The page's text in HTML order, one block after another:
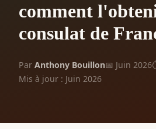
comment
consulat de
Par Anthony Bouillon📅 Juin 2026
Mis à jour : Juin 2026